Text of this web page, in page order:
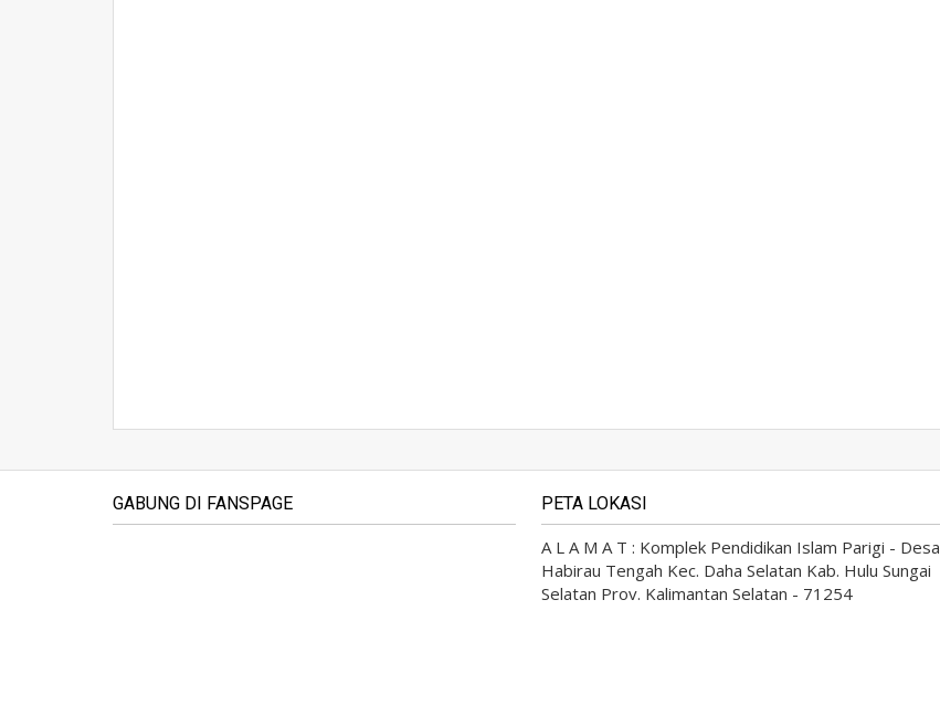
GABUNG DI FANSPAGE PETA LOKASI
A L A M A T : Komplek Pendidikan Islam Parigi - Desa
Habirau Tengah Kec. Daha Selatan Kab. Hulu Sungai
Selatan Prov. Kalimantan Selatan - 71254